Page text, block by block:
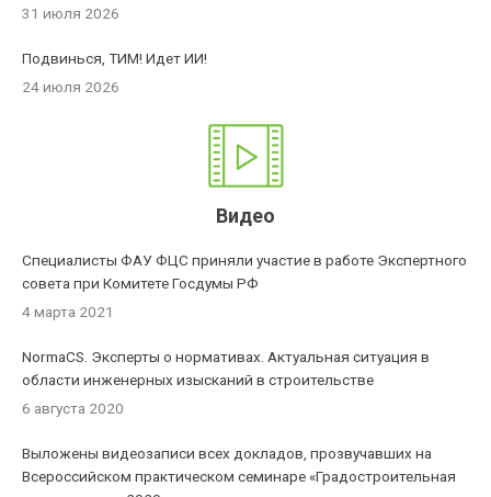
31 июля 2026
Подвинься, ТИМ! Идет ИИ!
24 июля 2026
Видео
Специалисты ФАУ ФЦС приняли участие в работе Экспертного
совета при Комитете Госдумы РФ
4 марта 2021
NormaCS. Эксперты о нормативах. Актуальная ситуация в
области инженерных изысканий в строительстве
6 августа 2020
Выложены видеозаписи всех докладов, прозвучавших на
Всероссийском практическом семинаре «Градостроительная